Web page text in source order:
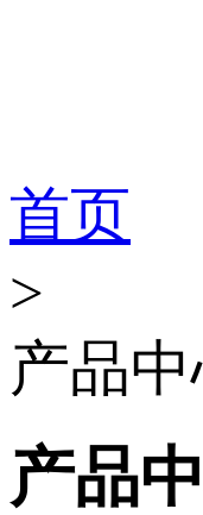
首页
>
产品
产品